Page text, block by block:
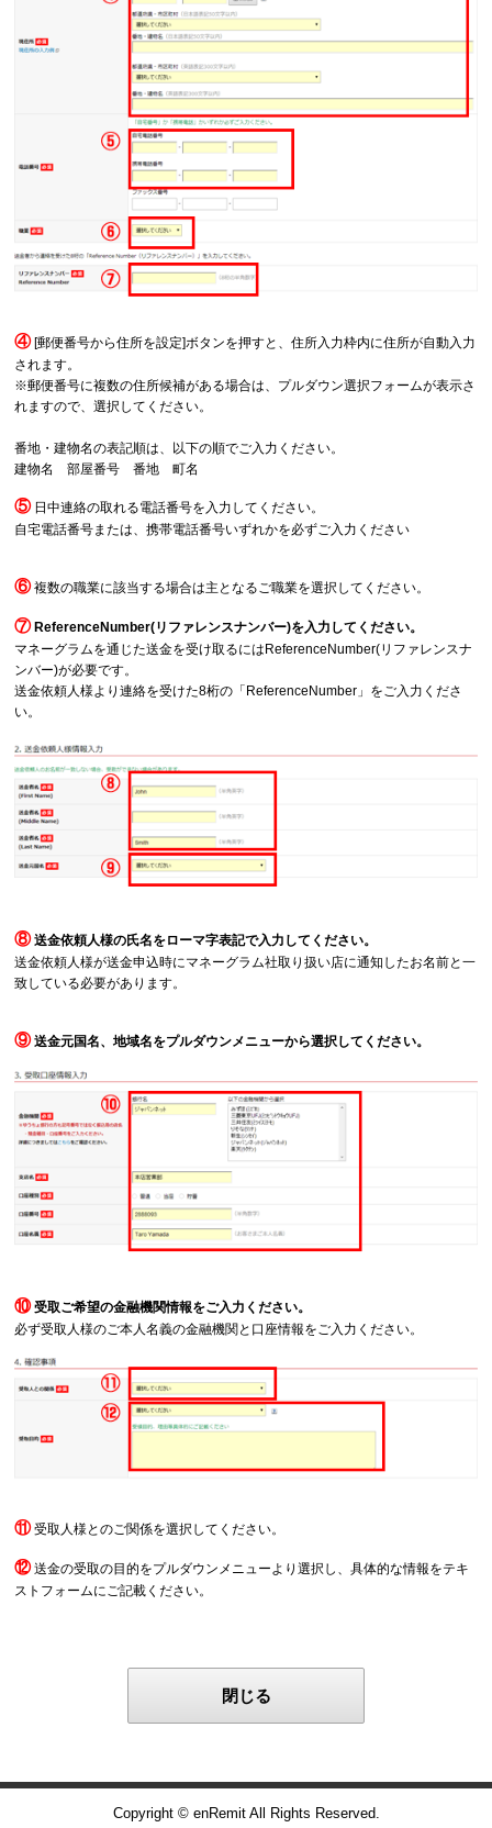
④ [郵便番号から住所を設定]ボタンを押すと、住所入力枠内に住所が自動入力
されます。
※郵便番号に複数の住所候補がある場合は、プルダウン選択フォームが表示さ
れますので、選択してください。
番地・建物名の表記順は、以下の順でご入力ください。
建物名 部屋番号 番地 町名
⑤ 日中連絡の取れる電話番号を入力してください。
自宅電話番号または、携帯電話番号いずれかを必ずご入力ください
⑥ 複数の職業に該当する場合は主となるご職業を選択してください。
⑦ ReferenceNumber(リファレンスナンバー)を入力してください。
マネーグラムを通じた送金を受け取るにはReferenceNumber(リファレンスナ
ンバー)が必要です。
送金依頼人様より連絡を受けた8桁の「ReferenceNumber」をご入力くださ
い。
⑧ 送金依頼人様の氏名をローマ字表記で入力してください。
送金依頼人様が送金申込時にマネーグラム社取り扱い店に通知したお名前と一
致している必要があります。
⑨ 送金元国名、地域名をプルダウンメニューから選択してください。
⑩ 受取ご希望の金融機関情報をご入力ください。
必ず受取人様のご本人名義の金融機関と口座情報をご入力ください。
⑪ 受取人様とのご関係を選択してください。
⑫ 送金の受取の目的をプルダウンメニューより選択し、具体的な情報をテキ
ストフォームにご記載ください。
閉じる
Copyright © enRemit All Rights Reserved.